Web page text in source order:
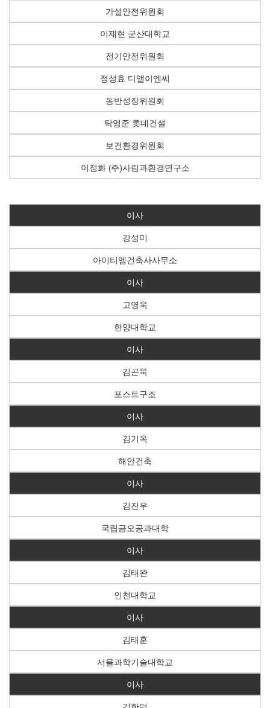
가설안전위원회
이재현 군산대학교
전기안전위원회
정성효 디앨이엔씨
동반성장위원회
탁영준 롯데건설
보건환경위원회
이정화 (주)사람과환경연구소
이사
강성미
아이티엠건축사사무소
이사
고영욱
한양대학교
이사
김곤묵
포스트구조
이사
김기옥
해안건축
이사
김진우
국립금오공과대학
이사
김태완
인천대학교
이사
김태훈
서울과학기술대학교
이사